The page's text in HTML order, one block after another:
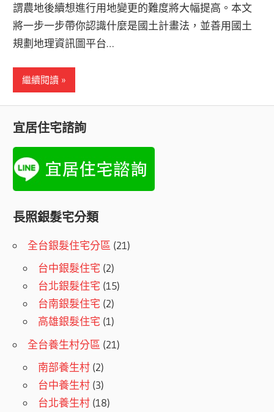
謂農地後續想進行用地變更的難度將大幅提高。本文
將一步一步帶你認識什麼是國土計畫法，並善用國土
規劃地理資訊圖平台…
繼續閱讀
宜居住宅諮詢
長照銀髮宅分類
全台銀髮住宅分區 (21)
台中銀髮住宅 (2)
台北銀髮住宅 (15)
台南銀髮住宅 (2)
高雄銀髮住宅 (1)
全台養生村分區 (21)
南部養生村 (2)
台中養生村 (3)
台北養生村 (18)